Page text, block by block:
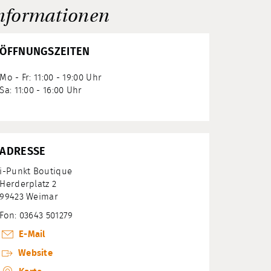
ÖFFNUNGSZEITEN
Mo - Fr: 11:00 - 19:00 Uhr
Sa: 11:00 - 16:00 Uhr
ADRESSE
i-Punkt Boutique
Herderplatz 2
99423 Weimar
Fon: 03643 501279
E-Mail
Website